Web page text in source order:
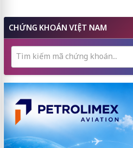
CHỨNG KHOÁN VIỆT NAM
Tìm kiếm mã chứng khoán...